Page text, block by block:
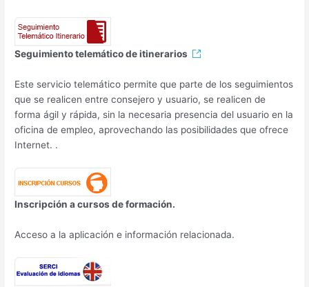
Seguimiento telemático de itinerarios
Este servicio telemático permite que parte de los seguimientos
que se realicen entre consejero y usuario, se realicen de
forma ágil y rápida, sin la necesaria presencia del usuario en la
oficina de empleo, aprovechando las posibilidades que ofrece
Internet. .
Inscripción a cursos de formación.
Acceso a la aplicación e información relacionada.